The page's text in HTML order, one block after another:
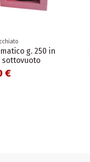
g. 250 in
sottovuoto
€